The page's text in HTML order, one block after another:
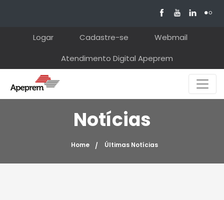
Logar Cadastre-se
Webmail
Atendimento Digital Apeprem
Notícias
Home Últimas Notícias